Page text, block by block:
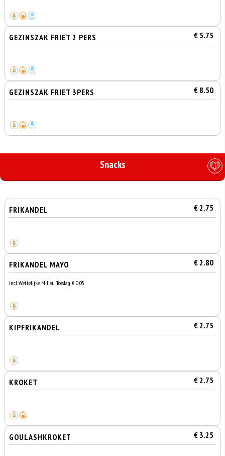
GEZINSZAK FRIET 2 PERS € 5.75
GEZINSZAK FRIET 3PERS € 8.50
Snacks
FRIKANDEL € 2.75
FRIKANDEL MAYO € 2.80
Incl. Wettelijke Milieu Toeslag € 0,05
KIPFRIKANDEL € 2.75
KROKET € 2.75
GOULASHKROKET € 3.25